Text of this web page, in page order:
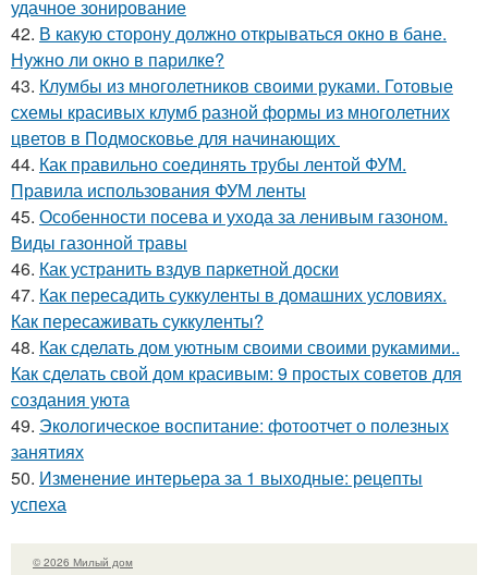
удачное зонирование
42. В какую сторону должно открываться окно в бане.
Нужно ли окно в парилке?
43. Клумбы из многолетников своими руками. Готовые
схемы красивых клумб разной формы из многолетних
цветов в Подмосковье для начинающих
44. Как правильно соединять трубы лентой ФУМ.
Правила использования ФУМ ленты
45. Особенности посева и ухода за ленивым газоном.
Виды газонной травы
46. Как устранить вздув паркетной доски
47. Как пересадить суккуленты в домашних условиях.
Как пересаживать суккуленты?
48. Как сделать дом уютным своими своими рукамими..
Как сделать свой дом красивым: 9 простых советов для
создания уюта
49. Экологическое воспитание: фотоотчет о полезных
занятиях
50. Изменение интерьера за 1 выходные: рецепты
успеха
© 2026 Милый дом